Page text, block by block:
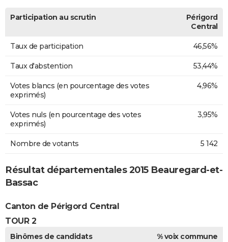
Participation au scrutin
Périgord
Central
Taux de participation 46,56%
Taux d'abstention 53,44%
Votes blancs (en pourcentage des votes
exprimés)
4,96%
Votes nuls (en pourcentage des votes
exprimés)
3,95%
Nombre de votants 5 142
Résultat départementales 2015 Beauregard-et-
Bassac
Canton de Périgord Central
TOUR 2
Binômes de candidats
% voix commune